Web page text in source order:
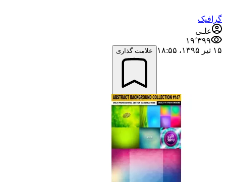
گرافیک
علـی
۱۹٬۳۹۹
۱۵ تیر ۱۳۹۵،‏ ۱۸:۵۵
علامت گذاری